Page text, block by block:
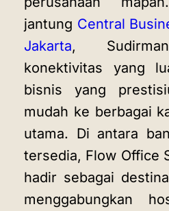
jantung Central
Jakarta,
konektivitas yang
bisnis yang
mudah ke berbagai
utama. Di antara
tersedia, Flow Office
hadir sebagai
menggabungkan